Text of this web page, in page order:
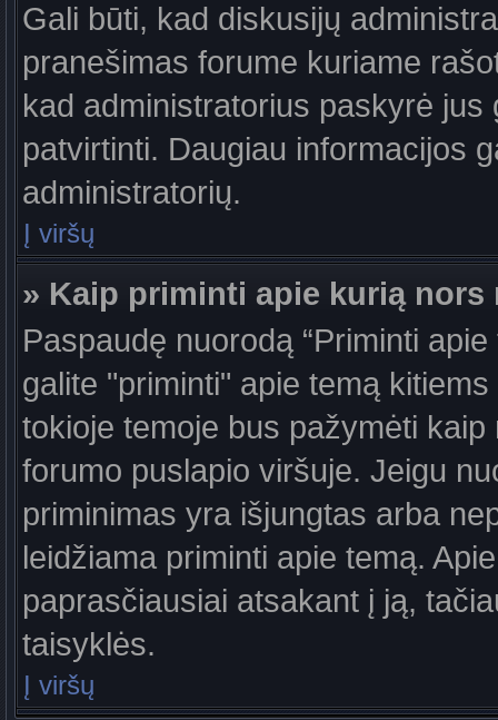
Gali būti, kad diskusijų
pranešimas forume kuriame
kad administratorius paskyrė
patvirtinti. Daugiau informacijos
administratorių.
Į viršų
» Kaip priminti apie kurią nors
Paspaudę nuorodą “Priminti
galite "priminti" apie temą
tokioje temoje bus pažymėti
forumo puslapio viršuje. Jeigu
priminimas yra išjungtas arba
leidžiama priminti apie temą.
paprasčiausiai atsakant į ją,
taisyklės.
Į viršų